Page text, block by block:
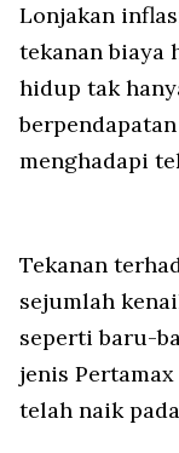
Lonjakan
tekanan biaya
hidup tak
menghadapi
Tekanan
sejumlah
seperti baru-
jenis
telah naik